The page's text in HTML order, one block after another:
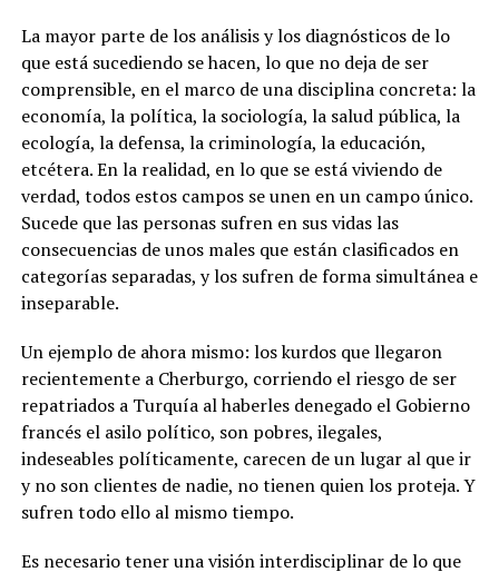
La mayor parte de los análisis y los diagnósticos de lo
que está sucediendo se hacen, lo que no deja de ser
comprensible, en el marco de una disciplina concreta: la
economía, la política, la sociología, la salud pública, la
ecología, la defensa, la criminología, la educación,
etcétera. En la realidad, en lo que se está viviendo de
verdad, todos estos campos se unen en un campo único.
Sucede que las personas sufren en sus vidas las
consecuencias de unos males que están clasificados en
categorías separadas, y los sufren de forma simultánea e
inseparable.
Un ejemplo de ahora mismo: los kurdos que llegaron
recientemente a Cherburgo, corriendo el riesgo de ser
repatriados a Turquía al haberles denegado el Gobierno
francés el asilo político, son pobres, ilegales,
indeseables políticamente, carecen de un lugar al que ir
y no son clientes de nadie, no tienen quien los proteja. Y
sufren todo ello al mismo tiempo.
Es necesario tener una visión interdisciplinar de lo que